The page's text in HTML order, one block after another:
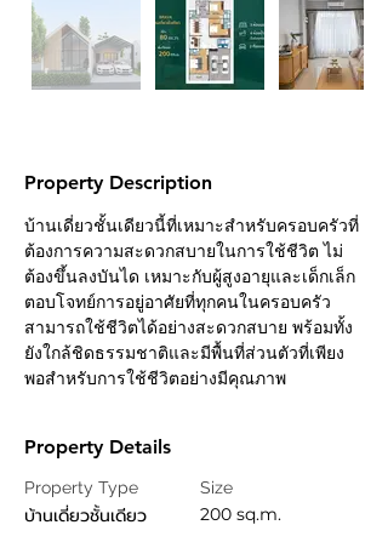
Property Description
บ้านเดี่ยวชั้นเดียวนี้ที่เหมาะสำหรับครอบครัวที่
ต้องการความสะดวกสบายในการใช้ชีวิต ไม่
ต้องขึ้นลงบันได เหมาะกับผู้สูงอายุและเด็กเล็ก
ตอบโจทย์การอยู่อาศัยที่ทุกคนในครอบครัว
สามารถใช้ชีวิตได้อย่างสะดวกสบาย พร้อมทั้ง
ยังใกล้ชิดธรรมชาติและมีพื้นที่ส่วนตัวที่เพียง
พอสำหรับการใช้ชีวิตอย่างมีคุณภาพ
Property Details
Property Type
บ้านเดี่ยวชั้นเดียว
Size
200 sq.m.